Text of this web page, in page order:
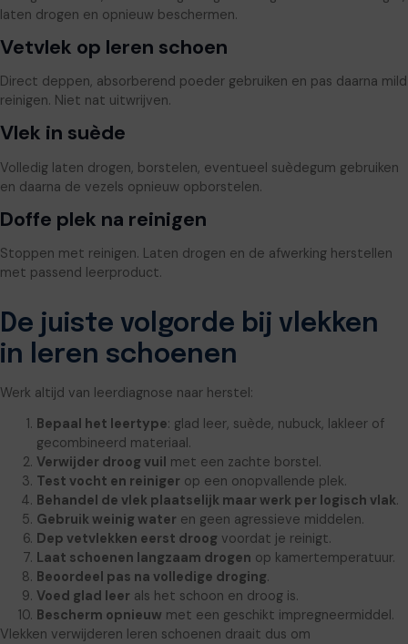
laten drogen en opnieuw beschermen.
Vetvlek op leren schoen
Direct deppen, absorberend poeder gebruiken en pas daarna mild
reinigen. Niet nat uitwrijven.
Vlek in suède
Volledig laten drogen, borstelen, eventueel suèdegum gebruiken
en daarna de vezels opnieuw opborstelen.
Doffe plek na reinigen
Stoppen met reinigen. Laten drogen en de afwerking herstellen
met passend leerproduct.
De juiste volgorde bij vlekken
in leren schoenen
Werk altijd van leerdiagnose naar herstel:
Bepaal het leertype: glad leer, suède, nubuck, lakleer of
gecombineerd materiaal.
Verwijder droog vuil met een zachte borstel.
Test vocht en reiniger op een onopvallende plek.
Behandel de vlek plaatselijk maar werk per logisch vlak.
Gebruik weinig water en geen agressieve middelen.
Dep vetvlekken eerst droog voordat je reinigt.
Laat schoenen langzaam drogen op kamertemperatuur.
Beoordeel pas na volledige droging.
Voed glad leer als het schoon en droog is.
Bescherm opnieuw met een geschikt impregneermiddel.
Vlekken verwijderen leren schoenen draait dus om